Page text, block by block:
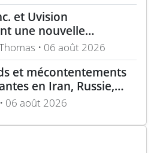
et Uvision
une nouvelle
pour le programme
Unmanned
• 06 août 2026
et mécontentements
en Iran, Russie,
et jihadistes
06 août 2026